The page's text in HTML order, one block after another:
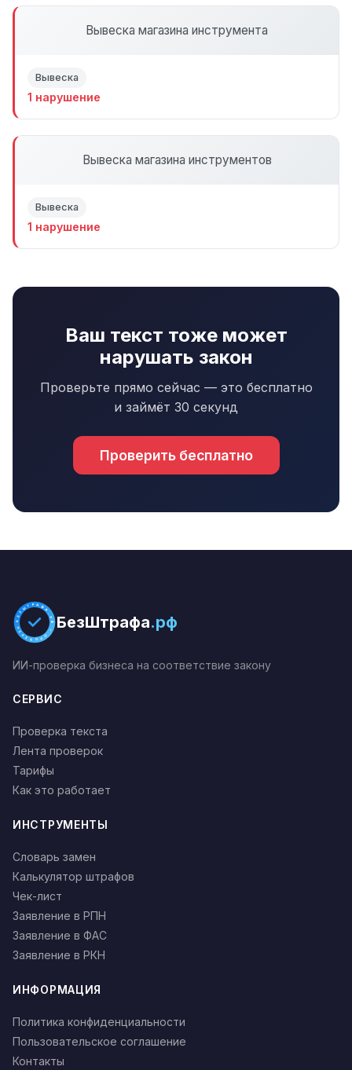
Вывеска магазина инструмента
Вывеска
1 нарушение
Вывеска магазина инструментов
Вывеска
1 нарушение
Ваш текст тоже может
нарушать закон
Проверьте прямо сейчас — это бесплатно
и займёт 30 секунд
Проверить бесплатно
БЕЗШТРАФА.РФ * ПРОВЕРЕНО *БезШтрафа.рф
ИИ-проверка бизнеса на соответствие закону
СЕРВИС
Проверка текста
Лента проверок
Тарифы
Как это работает
ИНСТРУМЕНТЫ
Словарь замен
Калькулятор штрафов
Чек-лист
Заявление в РПН
Заявление в ФАС
Заявление в РКН
ИНФОРМАЦИЯ
Политика конфиденциальности
Пользовательское соглашение
Контакты